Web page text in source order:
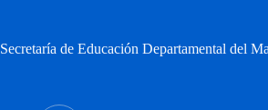
Secretaría de Educación Departamental del